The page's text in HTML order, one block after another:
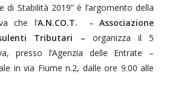
di Stabilità 2019” è l’argomento della
che l’A.N.CO.T. - Associazione
Tributari – organizza il 5
presso l’Agenzia delle Entrate –
in via Fiume n.2, dalle ore 9.00 alle